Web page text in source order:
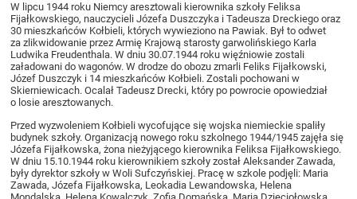
W lipcu 1944 roku Niemcy aresztowali kierownika szkoły Feliksa
Fijałkowskiego, nauczycieli Józefa Duszczyka i Tadeusza Dreckiego oraz
30 mieszkańców Kołbieli, których wywieziono na Pawiak. Był to odwet
za zlikwidowanie przez Armię Krajową starosty garwolińskiego Karla
Ludwika Freudenthala. W dniu 30.07.1944 roku więźniowie zostali
załadowani do wagonów. W drodze do obozu zmarli Feliks Fijałkowski,
Józef Duszczyk i 14 mieszkańców Kołbieli. Zostali pochowani w
Skierniewicach. Ocalał Tadeusz Drecki, który po powrocie opowiedział
o losie aresztowanych.
Przed wyzwoleniem Kołbieli wycofujące się wojska niemieckie spaliły
budynek szkoły. Organizacją nowego roku szkolnego 1944/1945 zajęła się
Józefa Fijałkowska, żona nieżyjącego kierownika Feliksa Fijałkowskiego.
W dniu 15.10.1944 roku kierownikiem szkoły został Aleksander Zawada,
były dyrektor szkoły w Woli Sufczyńskiej. Pracę w szkole podjęli: Maria
Zawada, Józefa Fijałkowska, Leokadia Lewandowska, Helena